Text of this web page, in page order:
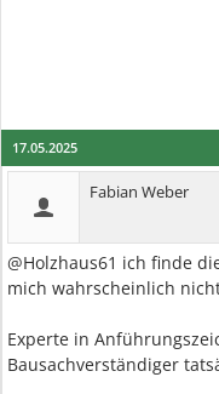
17.05.2025
Fabian Weber
@Holzhaus61 ich finde
mich wahrscheinlich
Experte in
Bausachverständiger